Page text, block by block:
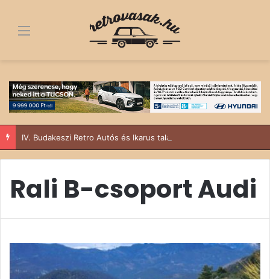
Menü
Rali B-csoport Audi